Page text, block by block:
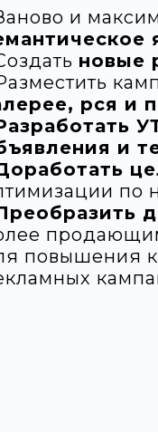
и
новые
рся и
и
по
повышения